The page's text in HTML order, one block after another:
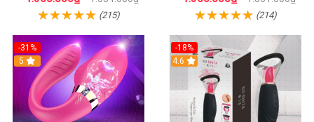
(215) (214)
-31%
5
-18%
4.6